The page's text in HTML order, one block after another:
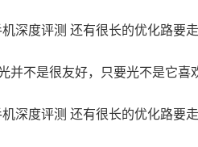
并不是很友好，只要光不是它喜